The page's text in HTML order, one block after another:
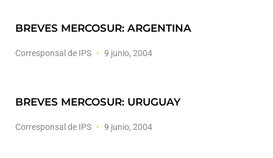
BREVES MERCOSUR: ARGENTINA
Corresponsal de IPS 9 junio, 2004
BREVES MERCOSUR: URUGUAY
Corresponsal de IPS 9 junio, 2004